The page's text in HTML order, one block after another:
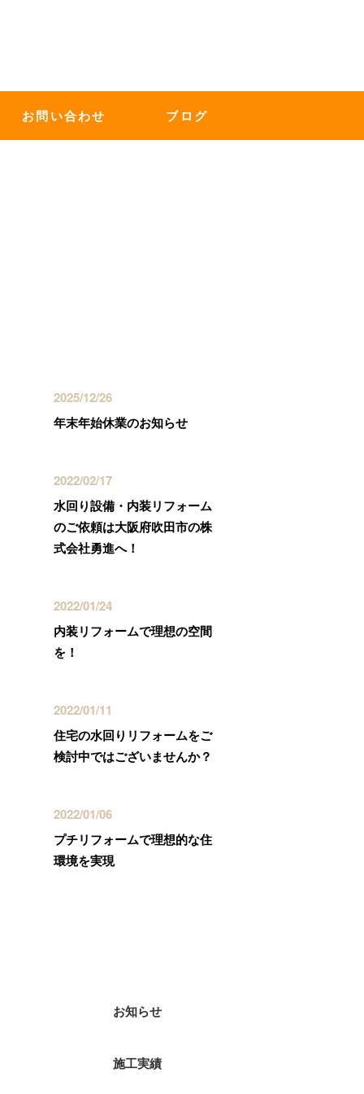
お問い合わせ ブログ
2025/12/26
年末年始休業のお知らせ
2022/02/17
水回り設備・内装リフォーム
のご依頼は大阪府吹田市の株
式会社勇進へ！
2022/01/24
内装リフォームで理想の空間
を！
2022/01/11
住宅の水回りリフォームをご
検討中ではございませんか？
2022/01/06
プチリフォームで理想的な住
環境を実現
お知らせ
施工実績